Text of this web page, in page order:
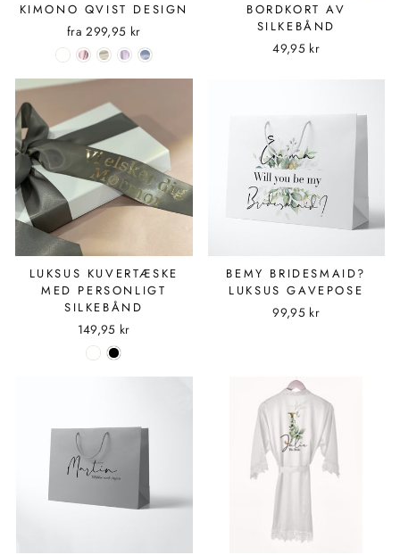
KIMONO QVIST DESIGN
fra299,95 kr
BORDKORT AV
SILKEBÅND
49,95 kr
LUKSUS KUVERTÆSKE
MED PERSONLIGT
SILKEBÅND
149,95 kr
BEMY BRIDESMAID?
LUKSUS GAVEPOSE
99,95 kr